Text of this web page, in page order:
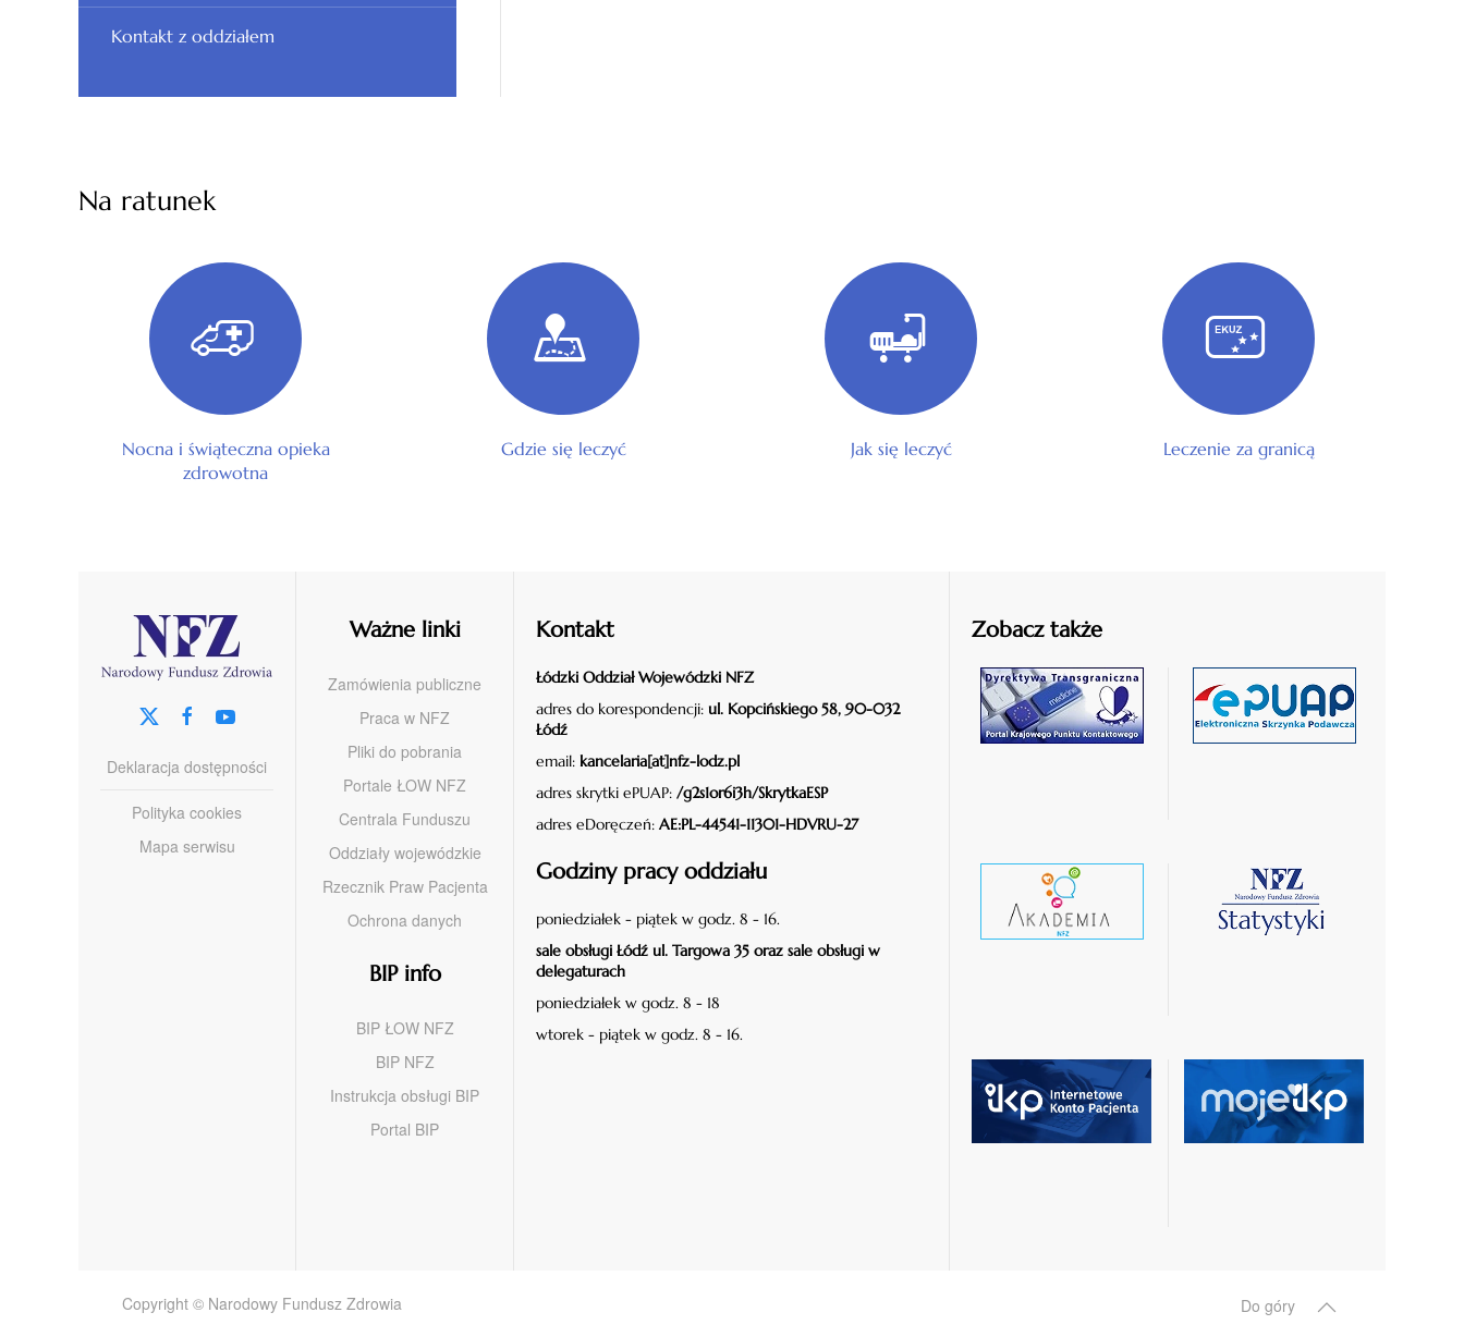
Kontakt z oddziałem
Na ratunek
Nocna i świąteczna opieka
zdrowotna
Gdzie się leczyć Jak się leczyć Leczenie za granicą
Deklaracja dostępności
Polityka cookies
Mapa serwisu
Ważne linki
Zamówienia publiczne
Praca w NFZ
Pliki do pobrania
Portale ŁOW NFZ
Centrala Funduszu
Oddziały wojewódzkie
Rzecznik Praw Pacjenta
Ochrona danych
BIP info
BIP ŁOW NFZ
BIP NFZ
Instrukcja obsługi BIP
Portal BIP
Kontakt
Łódzki Oddział Wojewódzki NFZ
adres do korespondencji: ul. Kopcińskiego 58, 90-032
Łódź
email: kancelaria[at]nfz-lodz.pl
adres skrytki ePUAP: /g2s1or6i3h/SkrytkaESP
adres eDoręczeń: AE:PL-44541-11301-HDVRU-27
Godziny pracy oddziału
poniedziałek - piątek w godz. 8 - 16.
sale obsługi Łódź ul. Targowa 35 oraz sale obsługi w
delegaturach
poniedziałek w godz. 8 - 18
wtorek - piątek w godz. 8 - 16.
Zobacz także
czytaj
czytaj
czytaj
czytaj
czytaj
czytaj
Copyright © Narodowy Fundusz Zdrowia Do góry